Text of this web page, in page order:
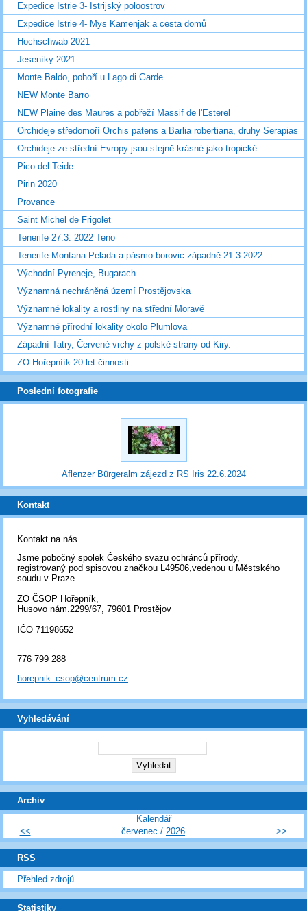
Expedice Istrie 3- Istrijský poloostrov
Expedice Istrie 4- Mys Kamenjak a cesta domů
Hochschwab 2021
Jeseníky 2021
Monte Baldo, pohoří u Lago di Garde
NEW Monte Barro
NEW Plaine des Maures a pobřeží Massif de l'Esterel
Orchideje středomoří Orchis patens a Barlia robertiana, druhy Serapias
Orchideje ze střední Evropy jsou stejně krásné jako tropické.
Pico del Teide
Pirin 2020
Provance
Saint Michel de Frigolet
Tenerife 27.3. 2022 Teno
Tenerife Montana Pelada a pásmo borovic západně 21.3.2022
Východní Pyreneje, Bugarach
Významná nechráněná území Prostějovska
Významné lokality a rostliny na střední Moravě
Významné přírodní lokality okolo Plumlova
Západní Tatry, Červené vrchy z polské strany od Kiry.
ZO Hořepníík 20 let činnosti
Poslední fotografie
Aflenzer Bürgeralm zájezd z RS Iris 22.6.2024
Kontakt
Kontakt na nás
Jsme pobočný spolek Českého svazu ochránců přírody,
registrovaný pod spisovou značkou L49506,vedenou u Městského
soudu v Praze.
ZO ČSOP Hořepník,
Husovo nám.2299/67, 79601 Prostějov
IČO 71198652
776 799 288
horepnik_csop@centrum.cz
Vyhledávání
Archiv
Kalendář
<<
červenec / 2026 >>
RSS
Přehled zdrojů
Statistiky